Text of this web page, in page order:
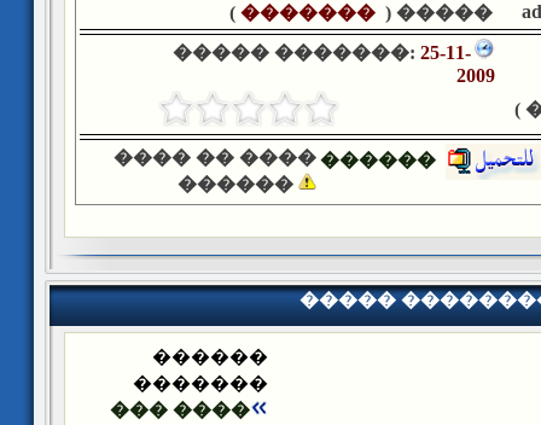
����� (
�������
)
����� �������: 25-11-
2009
���� �� ����
������
������
�����
������
�������
���� ���